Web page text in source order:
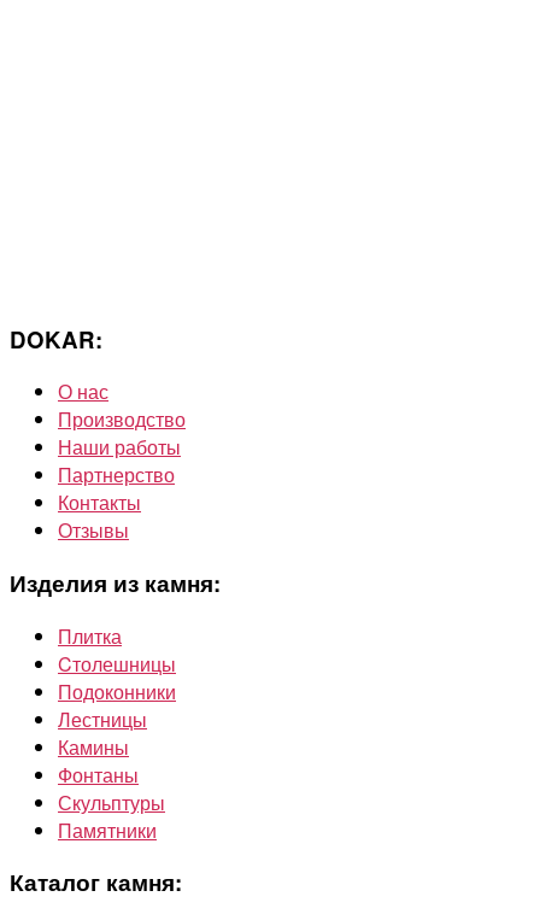
DOKAR:
О нас
Производство
Наши работы
Партнерство
Контакты
Отзывы
Изделия из камня:
Плитка
Cтолешницы
Подоконники
Лестницы
Камины
Фонтаны
Скульптуры
Памятники
Каталог камня: